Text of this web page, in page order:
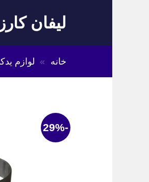
لیفان کارز
خانه » لوازم
-29%